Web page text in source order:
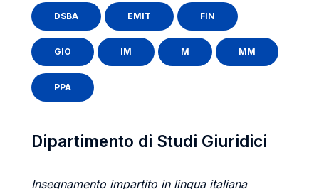
DSBA EMIT FIN
GIO IM M MM
PPA
Dipartimento di Studi Giuridici
Insegnamento impartito in lingua italiana